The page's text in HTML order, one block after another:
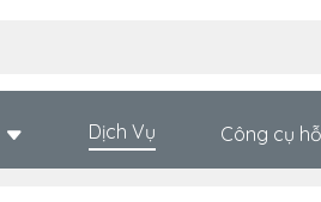
Dịch Vụ Công cụ